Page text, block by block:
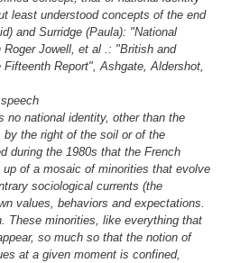
least understood concepts of the end
and Surridge (Paula): "National
Jowell, et al .: "British and
Report", Ashgate, Aldershot,
no national identity, other than the
the right of the soil or of the
during the 1980s that the French
of a mosaic of minorities that evolve
sociological currents (the
values, behaviors and expectations.
These minorities, like everything that
so much so that the notion of
​​at a given moment is confined,